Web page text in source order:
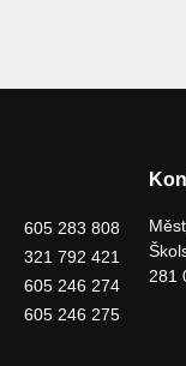
605 283 808
321 792 421
605 246 274
605 246 275
281